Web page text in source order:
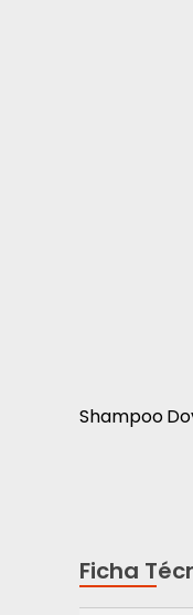
Shampoo
Ficha